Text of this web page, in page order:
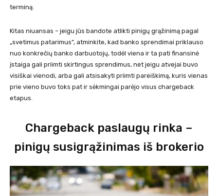
terminą.
Kitas niuansas – jeigu jūs bandote atlikti pinigų grąžinimą pagal
„svetimus patarimus”, atminkite, kad banko sprendimai priklauso
nuo konkrečių banko darbuotojų, todėl viena ir ta pati finansinė
įstaiga gali priimti skirtingus sprendimus, net jeigu atvejai buvo
visiškai vienodi, arba gali atsisakyti priimti pareiškimą, kuris vienas
prie vieno buvo toks pat ir sėkmingai parėjo visus chargeback
etapus.
Chargeback paslaugų rinka –
pinigų susigrąžinimas iš brokerio